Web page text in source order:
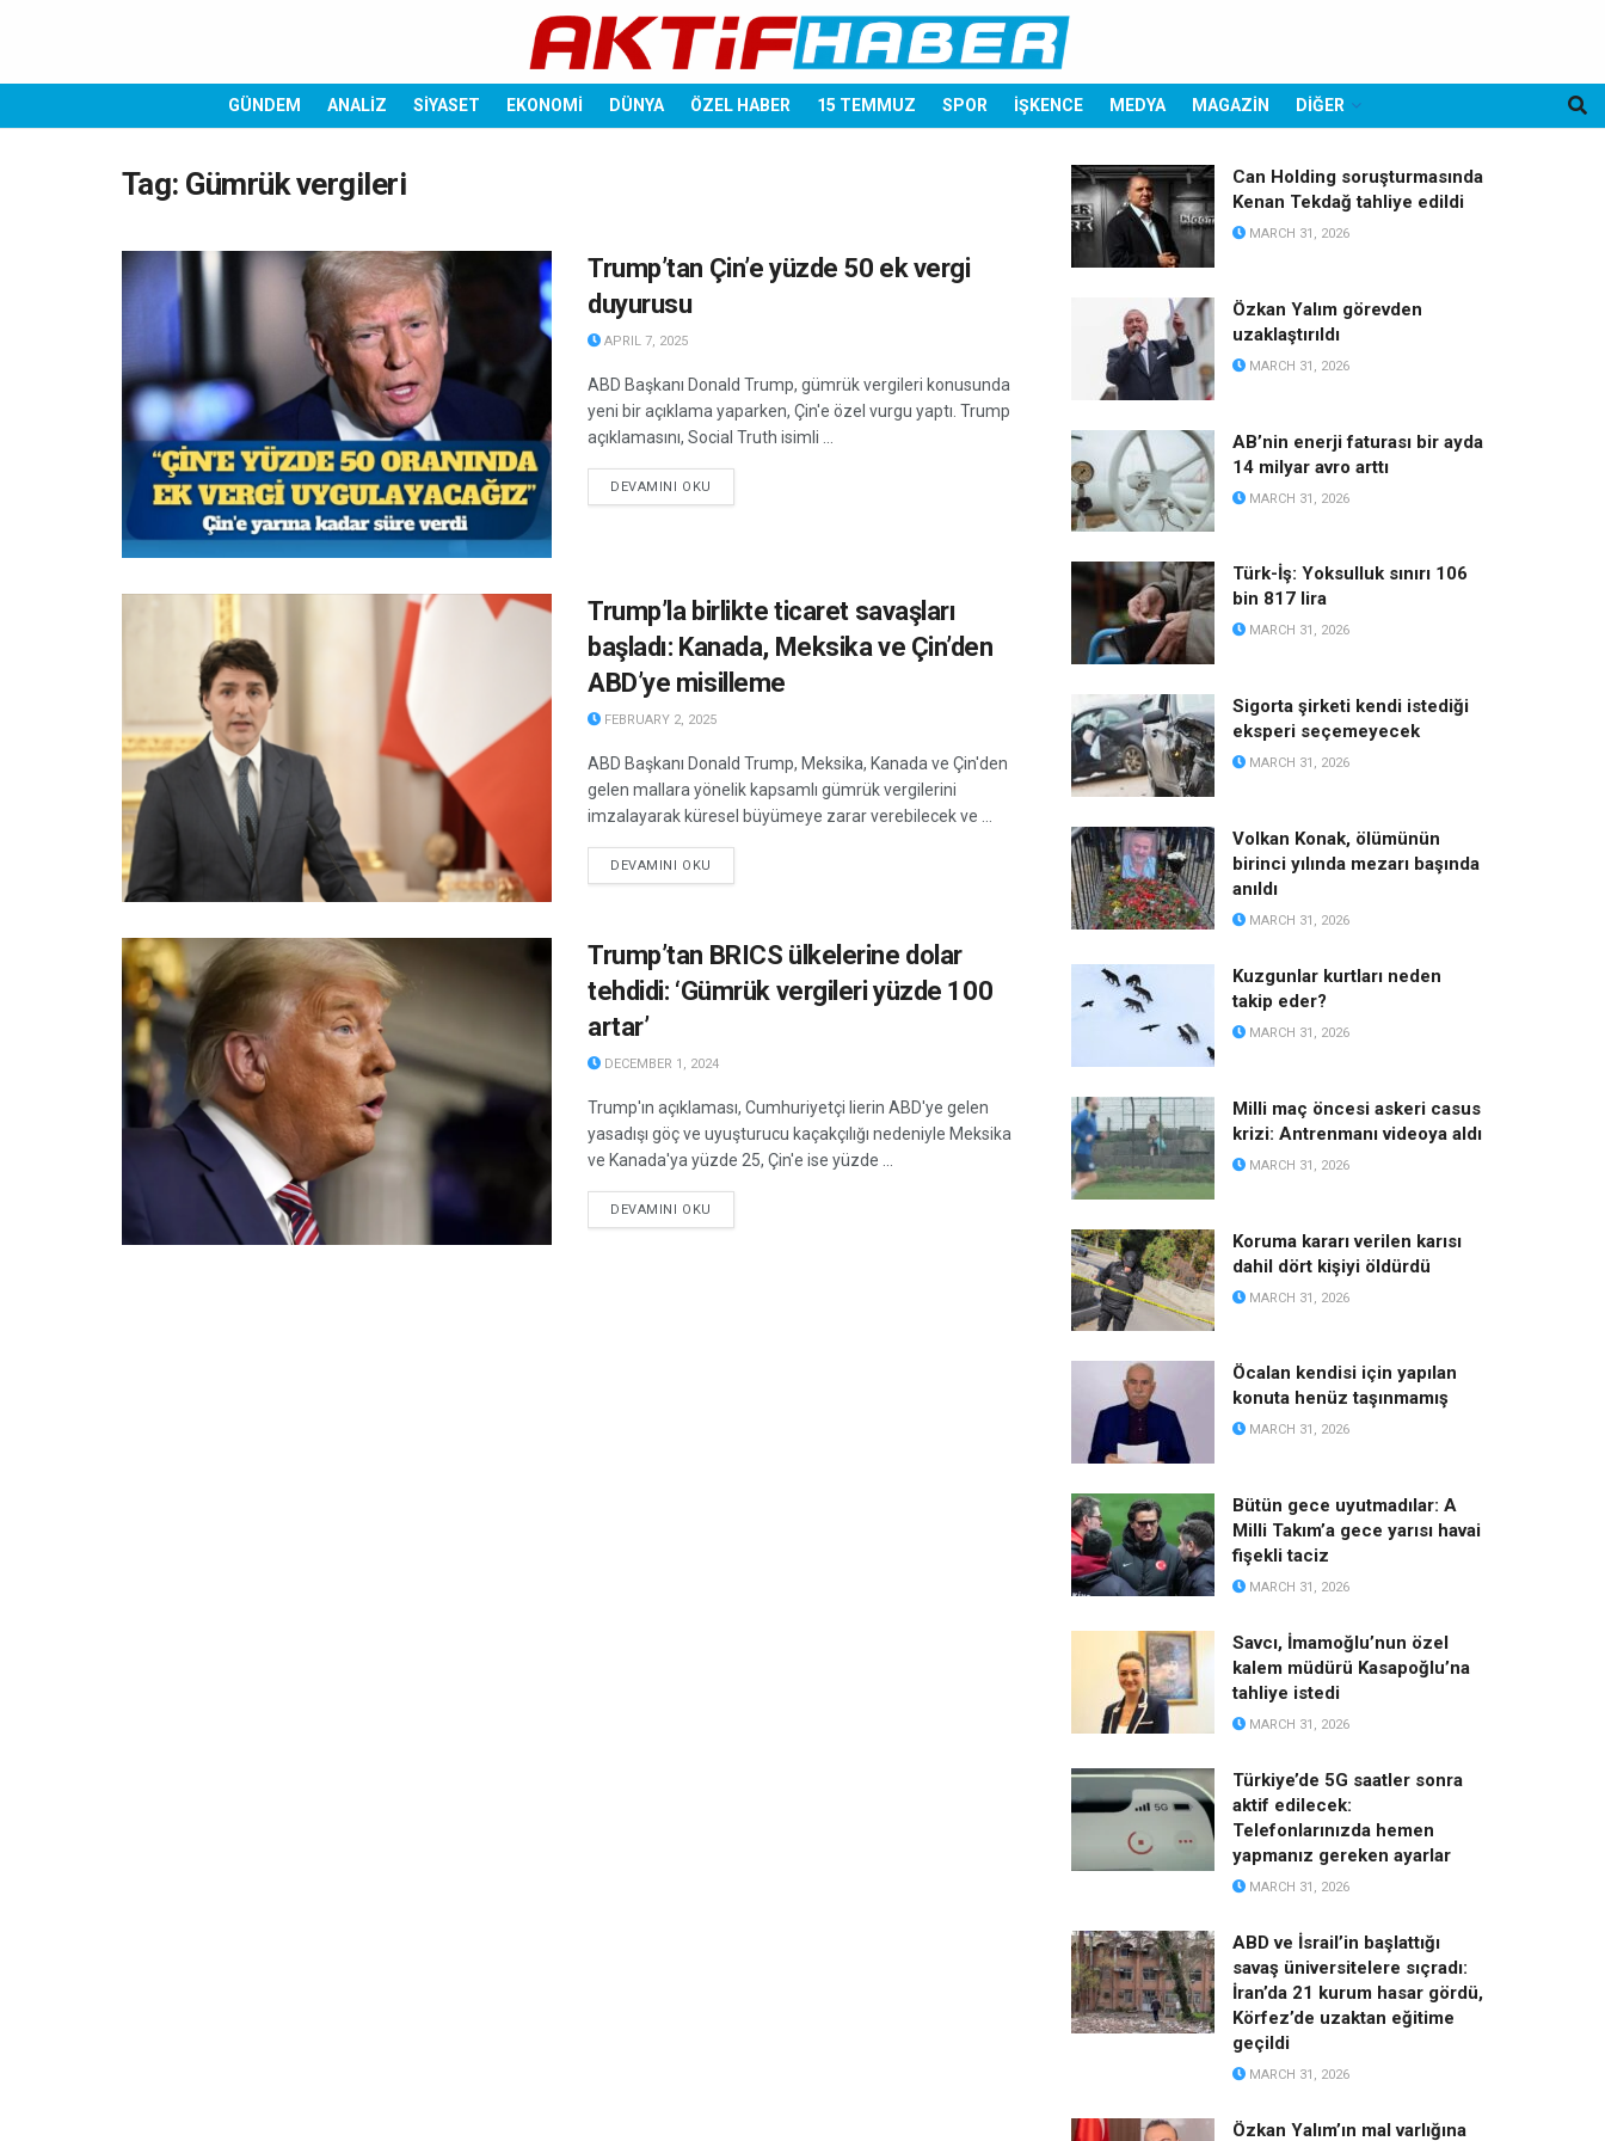
GÜNDEM ANALİZ SİYASET EKONOMİ DÜNYA ÖZEL HABER 15 TEMMUZ SPOR İŞKENCE MEDYA MAGAZİN DİĞER
Tag: Gümrük vergileri
Trump’tan Çin’e yüzde 50 ek vergi
duyurusu
APRIL 7, 2025
ABD Başkanı Donald Trump, gümrük vergileri konusunda
yeni bir açıklama yaparken, Çin'e özel vurgu yaptı. Trump
açıklamasını, Social Truth isimli ...
DEVAMINI OKU
Trump’la birlikte ticaret savaşları
başladı: Kanada, Meksika ve Çin’den
ABD’ye misilleme
FEBRUARY 2, 2025
ABD Başkanı Donald Trump, Meksika, Kanada ve Çin'den
gelen mallara yönelik kapsamlı gümrük vergilerini
imzalayarak küresel büyümeye zarar verebilecek ve ...
DEVAMINI OKU
Trump’tan BRICS ülkelerine dolar
tehdidi: ‘Gümrük vergileri yüzde 100
artar’
DECEMBER 1, 2024
Trump'ın açıklaması, Cumhuriyetçi lierin ABD'ye gelen
yasadışı göç ve uyuşturucu kaçakçılığı nedeniyle Meksika
ve Kanada'ya yüzde 25, Çin'e ise yüzde ...
DEVAMINI OKU
Can Holding soruşturmasında
Kenan Tekdağ tahliye edildi
MARCH 31, 2026
Özkan Yalım görevden
uzaklaştırıldı
MARCH 31, 2026
AB’nin enerji faturası bir ayda
14 milyar avro arttı
MARCH 31, 2026
Türk-İş: Yoksulluk sınırı 106
bin 817 lira
MARCH 31, 2026
Sigorta şirketi kendi istediği
eksperi seçemeyecek
MARCH 31, 2026
Volkan Konak, ölümünün
birinci yılında mezarı başında
anıldı
MARCH 31, 2026
Kuzgunlar kurtları neden
takip eder?
MARCH 31, 2026
Milli maç öncesi askeri casus
krizi: Antrenmanı videoya aldı
MARCH 31, 2026
Koruma kararı verilen karısı
dahil dört kişiyi öldürdü
MARCH 31, 2026
Öcalan kendisi için yapılan
konuta henüz taşınmamış
MARCH 31, 2026
Bütün gece uyutmadılar: A
Milli Takım’a gece yarısı havai
fişekli taciz
MARCH 31, 2026
Savcı, İmamoğlu’nun özel
kalem müdürü Kasapoğlu’na
tahliye istedi
MARCH 31, 2026
Türkiye’de 5G saatler sonra
aktif edilecek:
Telefonlarınızda hemen
yapmanız gereken ayarlar
MARCH 31, 2026
ABD ve İsrail’in başlattığı
savaş üniversitelere sıçradı:
İran’da 21 kurum hasar gördü,
Körfez’de uzaktan eğitime
geçildi
MARCH 31, 2026
Özkan Yalım’ın mal varlığına